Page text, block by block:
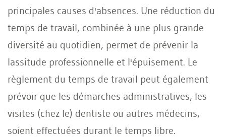
principales causes d'absences. Une réduction du
temps de travail, combinée à une plus grande
diversité au quotidien, permet de prévenir la
lassitude professionnelle et l'épuisement. Le
règlement du temps de travail peut également
prévoir que les démarches administratives, les
visites (chez le) dentiste ou autres médecins,
soient effectuées durant le temps libre.